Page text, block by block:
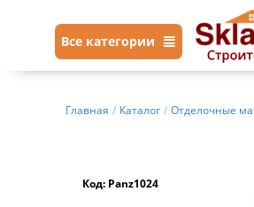
Все категории
Главная / Каталог / Отделочные
Код: Panz1024